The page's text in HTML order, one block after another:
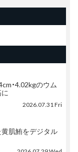
・4.02kgのウム
2026.07.31 Fri
肌鮪をデジタル